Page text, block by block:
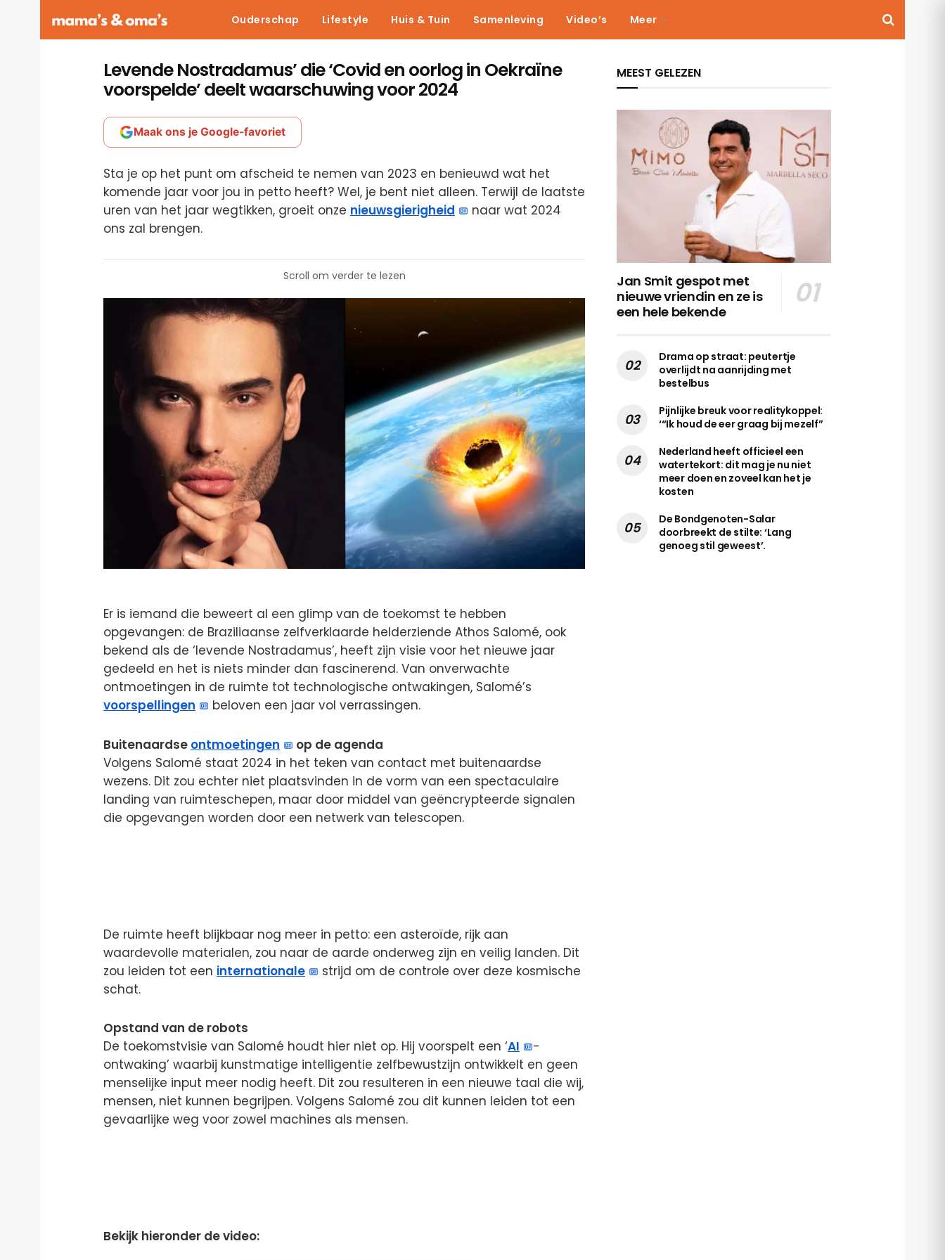
Ouderschap Lifestyle Huis & Tuin Samenleving Video’s Meer
Levende Nostradamus’ die ‘Covid en oorlog in Oekraïne
voorspelde’ deelt waarschuwing voor 2024
Maak ons je Google-favoriet
Sta je op het punt om afscheid te nemen van 2023 en benieuwd wat het
komende jaar voor jou in petto heeft? Wel, je bent niet alleen. Terwijl de laatste
uren van het jaar wegtikken, groeit onze nieuwsgierigheid
naar wat 2024
ons zal brengen.
Scroll om verder te lezen
Er is iemand die beweert al een glimp van de toekomst te hebben
opgevangen: de Braziliaanse zelfverklaarde helderziende Athos Salomé, ook
bekend als de ‘levende Nostradamus’, heeft zijn visie voor het nieuwe jaar
gedeeld en het is niets minder dan fascinerend. Van onverwachte
ontmoetingen in de ruimte tot technologische ontwakingen, Salomé’s
voorspellingen
beloven een jaar vol verrassingen.
Buitenaardse ontmoetingen
op de agenda
Volgens Salomé staat 2024 in het teken van contact met buitenaardse
wezens. Dit zou echter niet plaatsvinden in de vorm van een spectaculaire
landing van ruimteschepen, maar door middel van geëncrypteerde signalen
die opgevangen worden door een netwerk van telescopen.
De ruimte heeft blijkbaar nog meer in petto: een asteroïde, rijk aan
waardevolle materialen, zou naar de aarde onderweg zijn en veilig landen. Dit
zou leiden tot een internationale
strijd om de controle over deze kosmische
schat.
Opstand van de robots
De toekomstvisie van Salomé houdt hier niet op. Hij voorspelt een ‘AI
-
ontwaking’ waarbij kunstmatige intelligentie zelfbewustzijn ontwikkelt en geen
menselijke input meer nodig heeft. Dit zou resulteren in een nieuwe taal die wij,
mensen, niet kunnen begrijpen. Volgens Salomé zou dit kunnen leiden tot een
gevaarlijke weg voor zowel machines als mensen.
Bekijk hieronder de video:
MEEST GELEZEN
Jan Smit gespot met
nieuwe vriendin en ze is
een hele bekende
Drama op straat: peutertje
overlijdt na aanrijding met
bestelbus
Pijnlijke breuk voor realitykoppel:
‘“Ik houd de eer graag bij mezelf”
Nederland heeft officieel een
watertekort: dit mag je nu niet
meer doen en zoveel kan het je
kosten
De Bondgenoten-Salar
doorbreekt de stilte: ‘Lang
genoeg stil geweest’.